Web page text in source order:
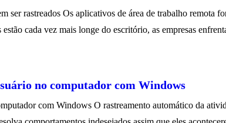
ser rastreados Os aplicativos de área de trabalho
cada vez mais longe do escritório, as empresas
no computador com Windows
com Windows O rastreamento automático da